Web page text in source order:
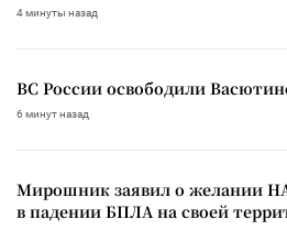
4 минуты назад
ВС России освободили
6 минут назад
Мирошник заявил о желании
в падении БПЛА на своей